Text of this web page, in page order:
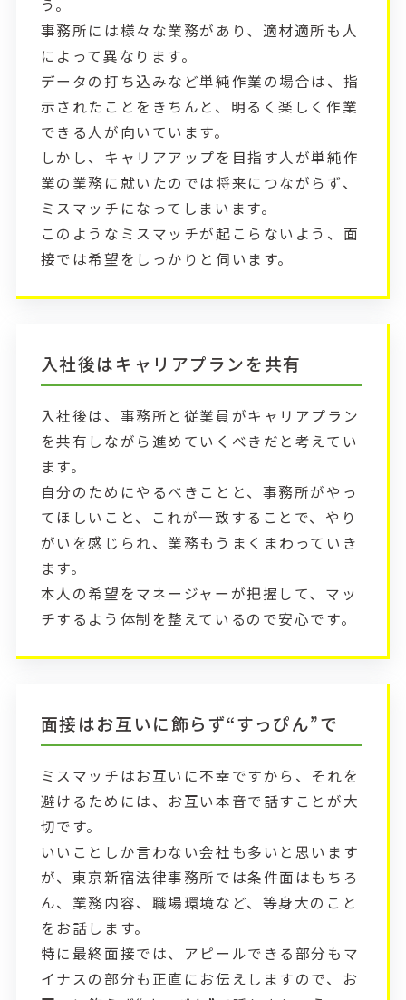
う。
事務所には様々な業務があり、適材適所も人
によって異なります。
データの打ち込みなど単純作業の場合は、指
示されたことをきちんと、明るく楽しく作業
できる人が向いています。
しかし、キャリアアップを目指す人が単純作
業の業務に就いたのでは将来につながらず、
ミスマッチになってしまいます。
このようなミスマッチが起こらないよう、面
接では希望をしっかりと伺います。
入社後はキャリアプランを共有
入社後は、事務所と従業員がキャリアプラン
を共有しながら進めていくべきだと考えてい
ます。
自分のためにやるべきことと、事務所がやっ
てほしいこと、これが一致することで、やり
がいを感じられ、業務もうまくまわっていき
ます。
本人の希望をマネージャーが把握して、マッ
チするよう体制を整えているので安心です。
面接はお互いに飾らず“すっぴん”で
ミスマッチはお互いに不幸ですから、それを
避けるためには、お互い本音で話すことが大
切です。
いいことしか言わない会社も多いと思います
が、東京新宿法律事務所では条件面はもちろ
ん、業務内容、職場環境など、等身大のこと
をお話します。
特に最終面接では、アピールできる部分もマ
イナスの部分も正直にお伝えしますので、お